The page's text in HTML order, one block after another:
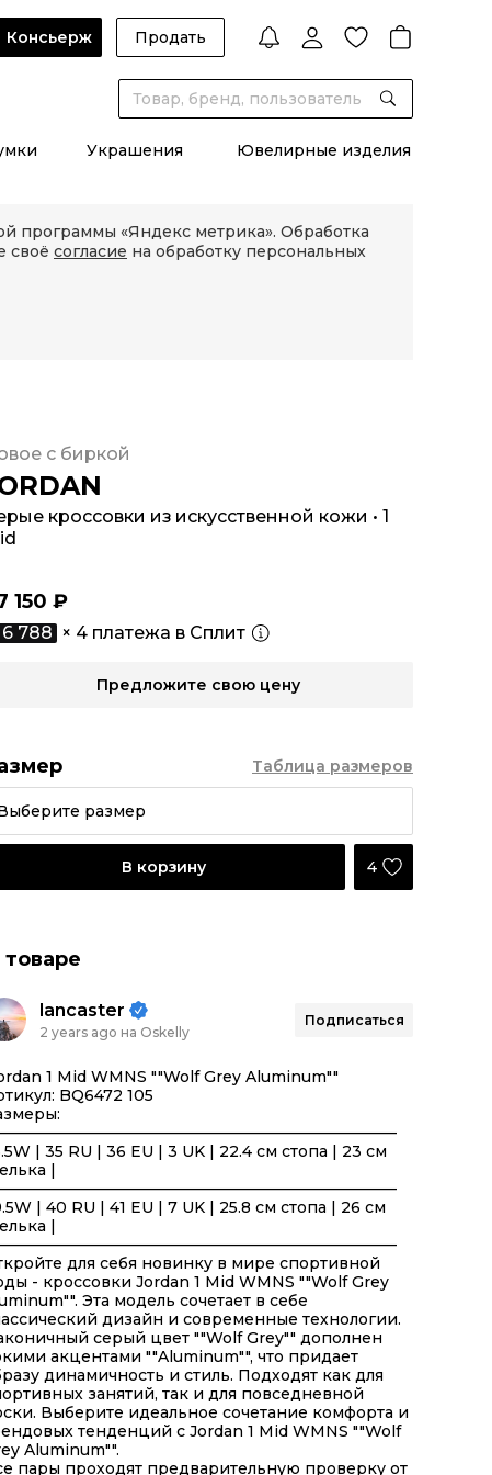
Консьерж Продать
Украшения Ювелирные изделия
программы «Яндекс метрика». Обработка
своё согласие на обработку персональных
кроссовки из искусственной кожи • 1
с биркой
150 ₽
6 788 × 4 платежа в Сплит
Предложите свою цену
размер
Таблица размеров
В корзину 4
lancaster
2 years ago на Oskelly
Подписаться
1 Mid WMNS ""Wolf Grey Aluminum""
BQ6472 105
| 35 RU | 36 EU | 3 UK | 22.4 см стопа | 23 см
|
| 40 RU | 41 EU | 7 UK | 25.8 см стопа | 26 см
|
для себя новинку в мире спортивной
- кроссовки Jordan 1 Mid WMNS ""Wolf Grey
Эта модель сочетает в себе
дизайн и современные технологии.
серый цвет ""Wolf Grey"" дополнен
акцентами ""Aluminum"", что придает
динамичность и стиль. Подходят как для
занятий, так и для повседневной
Выберите идеальное сочетание комфорта и
тенденций с Jordan 1 Mid WMNS ""Wolf
Aluminum"".
пары проходят предварительную проверку от